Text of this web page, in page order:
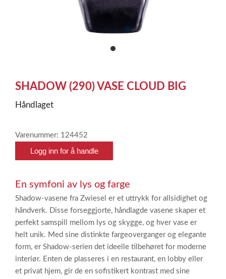
item
of
1
SHADOW (290) VASE CLOUD BIG
Håndlaget
Varenummer: 124452
Logg inn for å handle
En symfoni av lys og farge
Shadow-vasene fra Zwiesel er et uttrykk for allsidighet og
håndverk. Disse forseggjorte, håndlagde vasene skaper et
perfekt samspill mellom lys og skygge, og hver vase er
helt unik. Med sine distinkte fargeoverganger og elegante
form, er Shadow-serien det ideelle tilbehøret for moderne
interiør. Enten de plasseres i en restaurant, en lobby eller
et privat hjem, gir de en sofistikert kontrast med sine